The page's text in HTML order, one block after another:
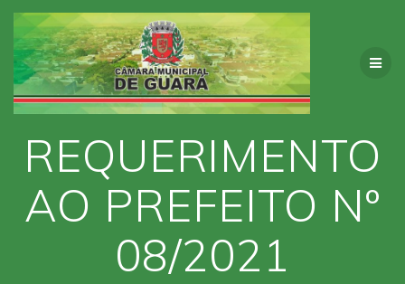
Skip
to
content
REQUERIMENTO
AO PREFEITO Nº
08/2021